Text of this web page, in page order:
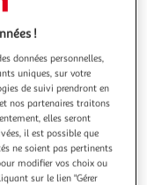
!
données personnelles,
uniques, sur votre
de suivi prendront en
nos partenaires traitons
elles seront
il est possible que
ne soient pas pertinents
modifier vos choix ou
sur le lien "Gérer